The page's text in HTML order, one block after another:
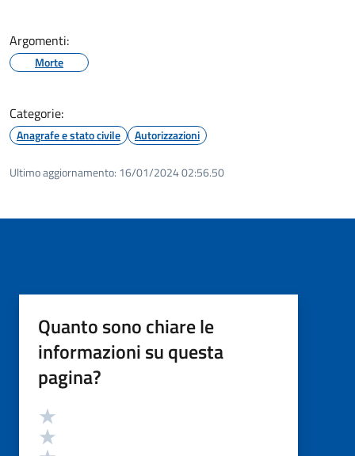
Argomenti:
Morte
Categorie:
Anagrafe e stato civile Autorizzazioni
Ultimo aggiornamento: 16/01/2024 02:56.50
Quanto sono chiare le
informazioni su questa
pagina?
Valutazione